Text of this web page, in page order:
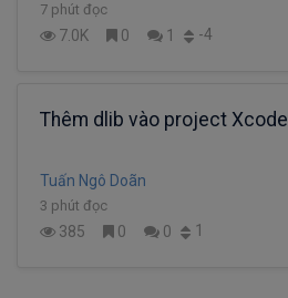
7 phút đọc
7.0K 0 1 -4
Thêm dlib vào project Xcode
Tuấn Ngô Doãn
3 phút đọc
385 0 0 1